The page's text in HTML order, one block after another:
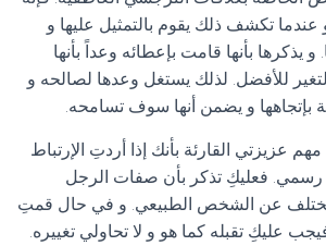
عندما تكشف ذلك يقوم بالتمثيل عليها و
بأنها قامت بإعطائه وعداً بأنها
للأفضل. لذلك يستغل وعدها لصالحه و
بإتجاهها و يضمن أنها سوف تسامحه.
عزيزتي القارئة بأنك إذا أردتِ الإرتباط
فعليكِ تذكر بأن صفات الرجل
عن الشخص الطبيعي. و في حال قمتِ
عليكِ تقبله كما هو و لا تحاولي تغييره.